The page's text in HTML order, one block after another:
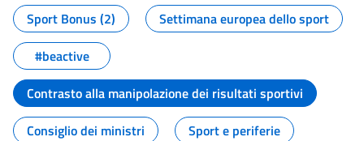
Sport Bonus (2)
Settimana europea dello sport
#beactive
Contrasto alla manipolazione dei risultati sportivi
Consiglio dei ministri
Sport e periferie